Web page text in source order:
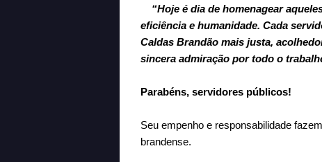
“Hoje é dia de homenagear
eficiência e humanidade. Cada
Caldas Brandão mais justa,
sincera admiração por todo o
Parabéns, servidores públicos!
Seu empenho e responsabilidade
brandense.